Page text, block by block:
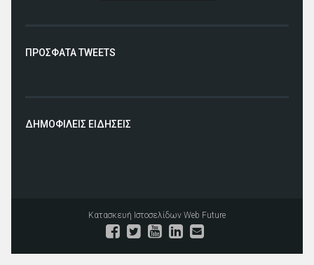
ΠΡΟΣΦΑΤΑ TWEETS
ΔΗΜΟΦΙΛΕΙΣ ΕΙΔΗΣΕΙΣ
Κατασκευή Ιστοσελίδων Web Future